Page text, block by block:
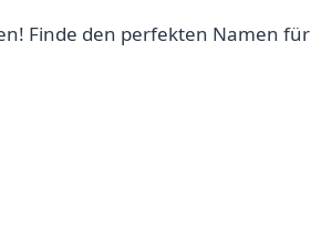
Finde den perfekten Namen für